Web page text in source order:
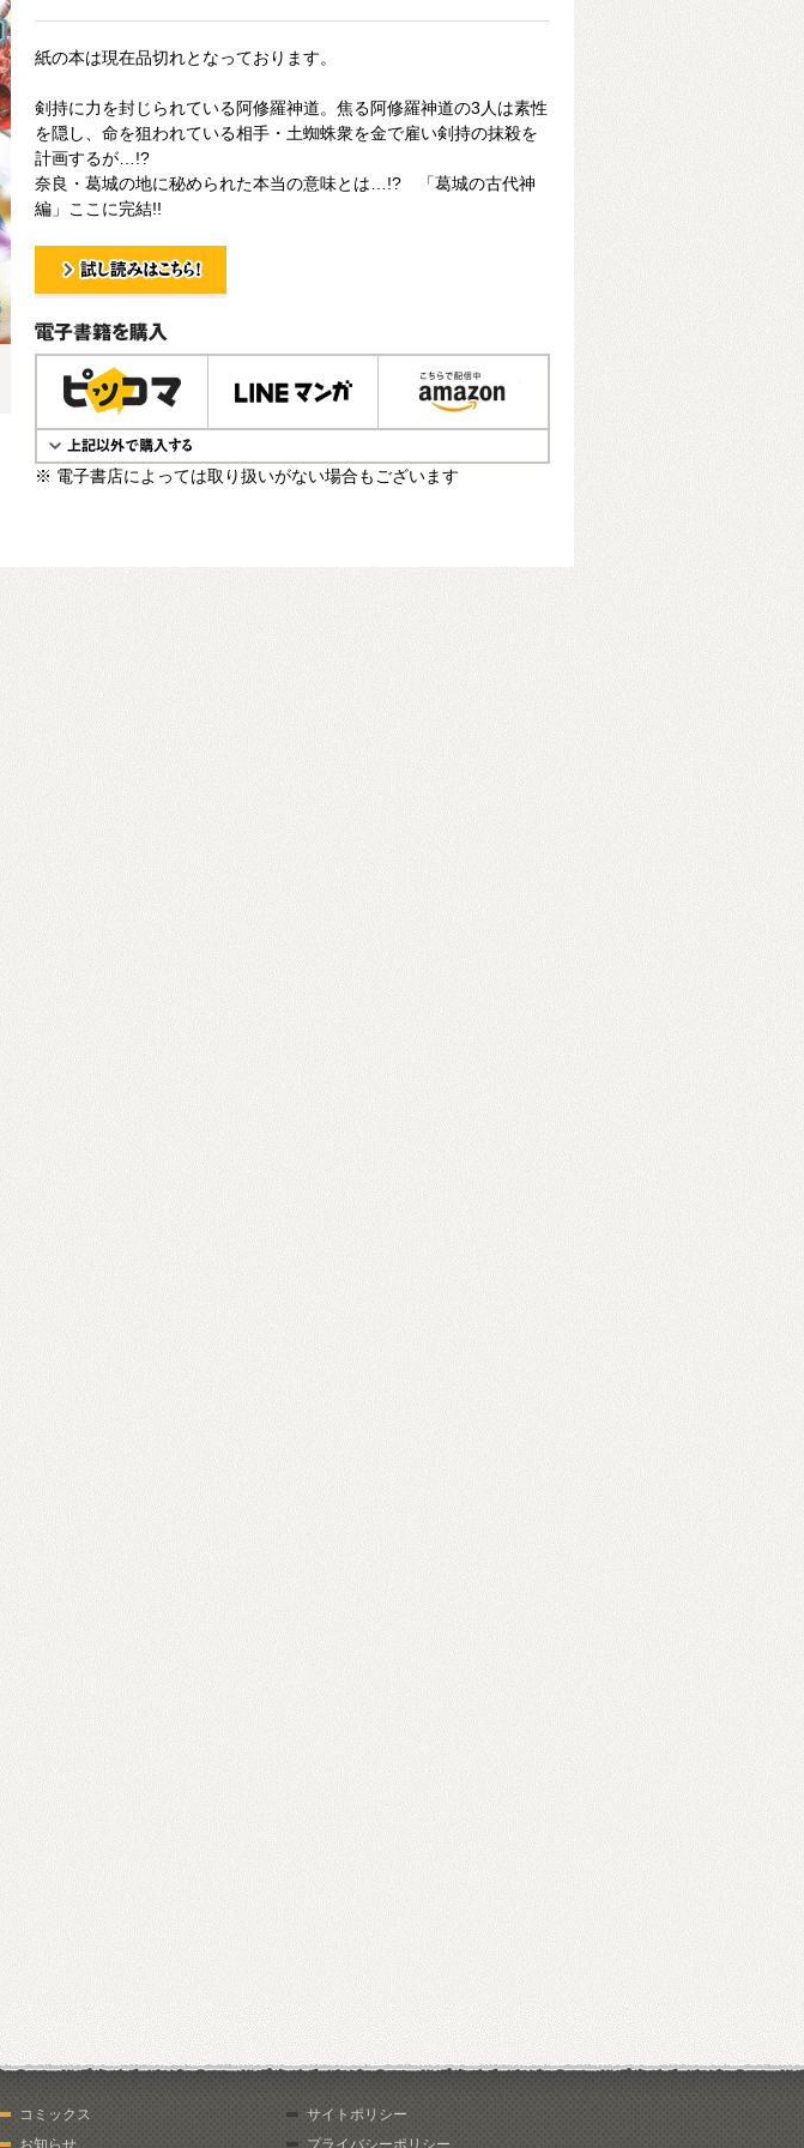
紙の本は現在品切れとなっております。
剣持に力を封じられている阿修羅神道。焦る阿修羅神道の3人は素性
を隠し、命を狙われている相手・土蜘蛛衆を金で雇い剣持の抹殺を
計画するが…!?
奈良・葛城の地に秘められた本当の意味とは…!? 「葛城の古代神
編」ここに完結!!
電子書籍で購入
※ 電子書店によっては取り扱いがない場合もございます
コミックス
お知らせ
サイトポリシー
プライバシーポリシー